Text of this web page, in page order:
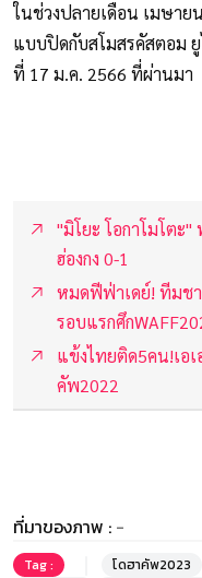
ในช่วงปลายเดือน เมษาย
แบบปิดกับสโมสรคัสตอม
ที่ 17 ม.ค. 2566 ที่ผ่านมา
"มิโยะ โอกาโมโตะ
ฮ่องกง 0-1
หมดฟีฟ่าเดย์! ทีมช
รอบแรกศึก
แข้งไทยติด5คน!เอ
คัพ2022
ที่มาของภาพ : -
Tag : โดฮาคัพ2023